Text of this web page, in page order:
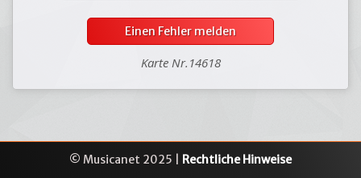
Einen Fehler melden
Karte Nr.14618
© Musicanet 2025 | Rechtliche Hinweise